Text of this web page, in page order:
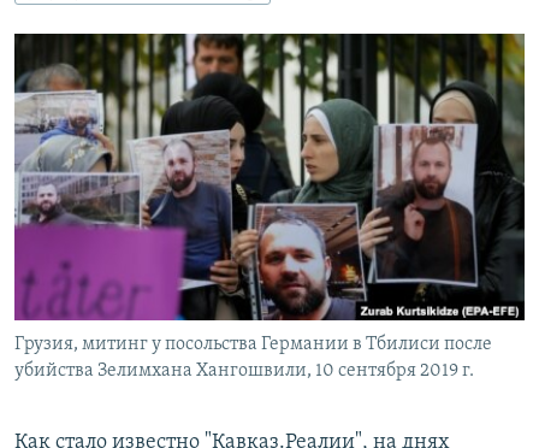
СИБИРЬ.РЕАЛИИ
РАСПИСАНИЕ ВЕЩАНИЯ
ПОДПИШИТЕСЬ НА РАССЫЛКУ
СОЦИАЛЬНЫЕ СЕТИ
Все сайты РСЕ/РС
Грузия, митинг у посольства Германии в Тбилиси после
убийства Зелимхана Хангошвили, 10 сентября 2019 г.
Как стало известно "Кавказ.Реалии", на днях